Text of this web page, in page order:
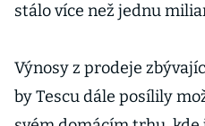
stálo více než jednu
Výnosy z prodeje
by Tescu dále posílily